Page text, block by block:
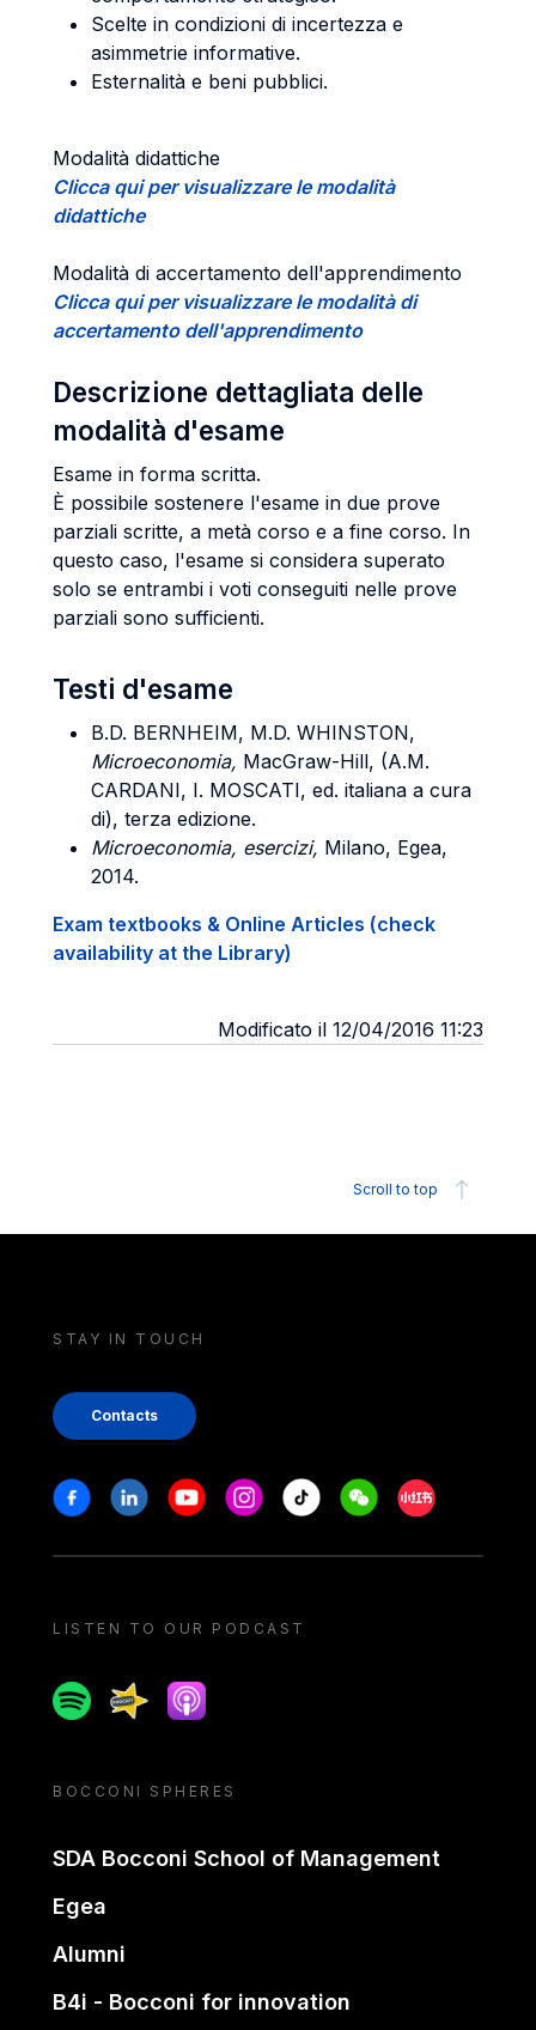
Scelte in condizioni di incertezza e
asimmetrie informative.
Esternalità e beni pubblici.
Modalità didattiche
Clicca qui per visualizzare le modalità
didattiche
Modalità di accertamento dell'apprendimento
Clicca qui per visualizzare le modalità di
accertamento dell'apprendimento
Descrizione dettagliata delle
modalità d'esame
Esame in forma scritta.
È possibile sostenere l'esame in due prove
parziali scritte, a metà corso e a fine corso. In
questo caso, l'esame si considera superato
solo se entrambi i voti conseguiti nelle prove
parziali sono sufficienti.
Testi d'esame
B.D. BERNHEIM, M.D. WHINSTON,
Microeconomia, MacGraw-Hill, (A.M.
CARDANI, I. MOSCATI, ed. italiana a cura
di), terza edizione.
Microeconomia, esercizi, Milano, Egea,
2014.
Exam textbooks & Online Articles (check
availability at the Library)
Modificato il 12/04/2016 11:23
Scroll to top
STAY IN TOUCH
Contacts
Stay in touch
FacebookLinkedinYoutubeInstagram
Tiktok WeechatXiaohongshu/
LISTEN TO OUR PODCAST
SpotifySpreakerApple podcast
BOCCONI SPHERES
SDA Bocconi School of Management
Egea
Alumni
B4i - Bocconi for innovation